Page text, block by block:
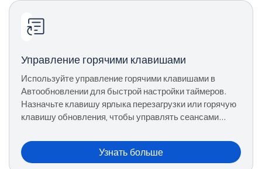
Управление горячими клавишами
Используйте управление горячими клавишами в
Автообновлении для быстрой настройки таймеров.
Назначьте клавишу ярлыка перезагрузки или горячую
клавишу обновления, чтобы управлять сеансами
Узнать больше